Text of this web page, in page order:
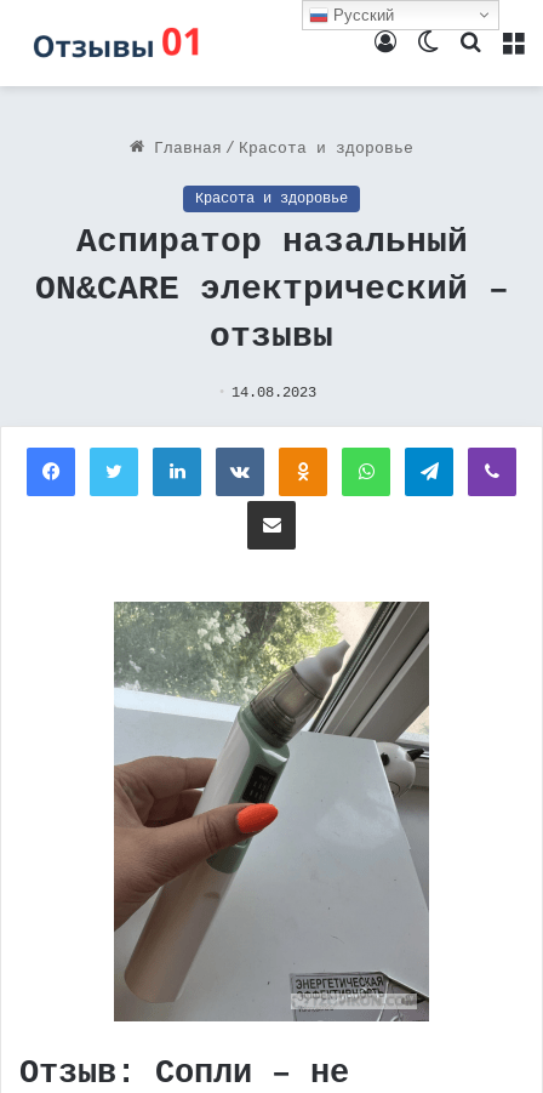
Поиск
Switch
Войти
Главная / Красота и здоровье
Красота и здоровье
Аспиратор назальный
ON&CARE электрический –
отзывы
14.08.2023
FacebookTwitterLinkedInВконтактеОдноклассники
WhatsAppTelegram
Поделиться через электронную почту
Отзыв: Сопли – не
Русский